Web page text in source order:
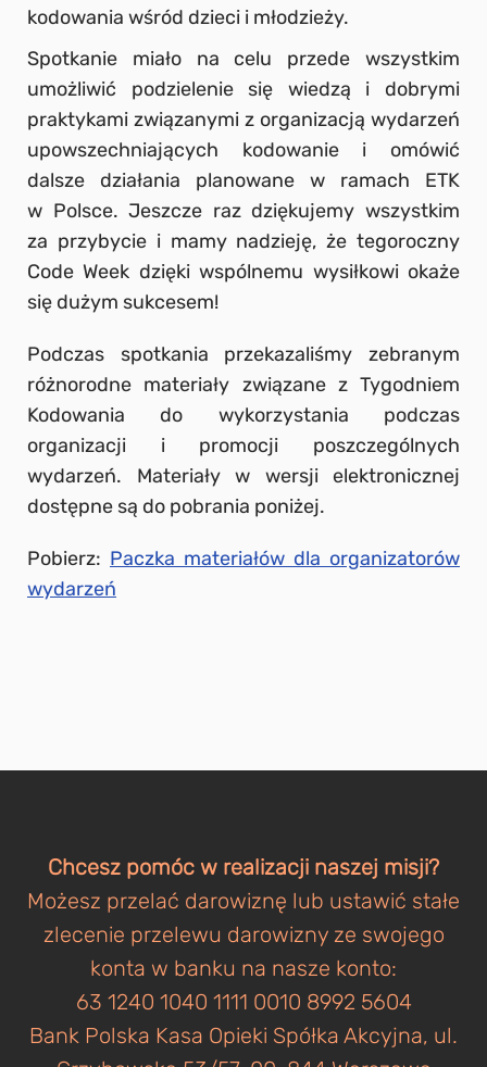
kodowania wśród dzieci i młodzieży.
Spotkanie miało na celu przede wszystkim
umożliwić podzielenie się wiedzą i dobrymi
praktykami związanymi z organizacją wydarzeń
upowszechniających kodowanie i omówić
dalsze działania planowane w ramach ETK
w Polsce. Jeszcze raz dziękujemy wszystkim
za przybycie i mamy nadzieję, że tegoroczny
Code Week dzięki wspólnemu wysiłkowi okaże
się dużym sukcesem!
Podczas spotkania przekazaliśmy zebranym
różnorodne materiały związane z Tygodniem
Kodowania do wykorzystania podczas
organizacji i promocji poszczególnych
wydarzeń. Materiały w wersji elektronicznej
dostępne są do pobrania poniżej.
Pobierz: Paczka materiałów dla organizatorów
wydarzeń
Chcesz pomóc w realizacji naszej misji?
Możesz przelać darowiznę lub ustawić stałe
zlecenie przelewu darowizny ze swojego
konta w banku na nasze konto:
63 1240 1040 1111 0010 8992 5604
Bank Polska Kasa Opieki Spółka Akcyjna, ul.